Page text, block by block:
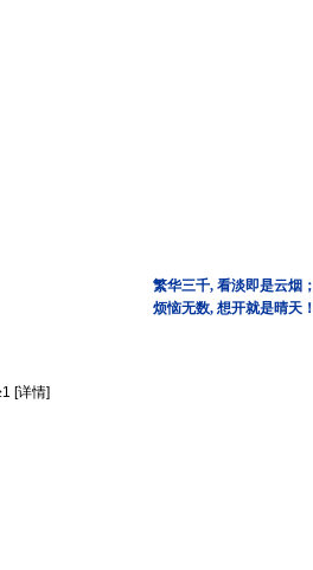
[详情]
繁华三千, 看淡即是云烟；
烦恼无数, 想开就是晴天！